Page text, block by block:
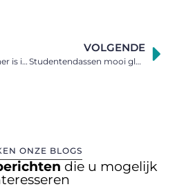
De snelbouw container is ideaal voor uw opslag
VOLGENDE
Studentendassen mooi glad maken zonder strijkbout
ONZE BLOGS
die u mogelijk